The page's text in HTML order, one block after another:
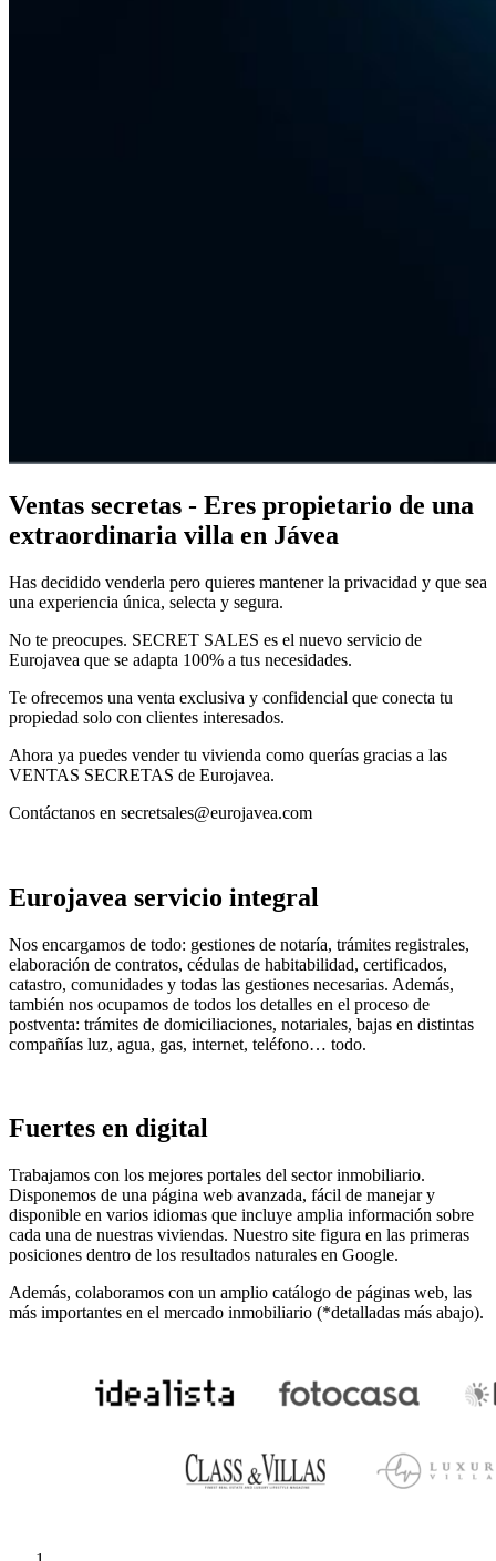
Ventas secretas - Eres propietario de una
extraordinaria villa en Jávea
Has decidido venderla pero quieres mantener la privacidad y que sea
una experiencia única, selecta y segura.
No te preocupes. SECRET SALES es el nuevo servicio de
Eurojavea que se adapta 100% a tus necesidades.
Te ofrecemos una venta exclusiva y confidencial que conecta tu
propiedad solo con clientes interesados.
Ahora ya puedes vender tu vivienda como querías gracias a las
VENTAS SECRETAS de Eurojavea.
Contáctanos en secretsales@eurojavea.com
Eurojavea servicio integral
Nos encargamos de todo: gestiones de notaría, trámites registrales,
elaboración de contratos, cédulas de habitabilidad, certificados,
catastro, comunidades y todas las gestiones necesarias. Además,
también nos ocupamos de todos los detalles en el proceso de
postventa: trámites de domiciliaciones, notariales, bajas en distintas
compañías luz, agua, gas, internet, teléfono… todo.
Fuertes en digital
Trabajamos con los mejores portales del sector inmobiliario.
Disponemos de una página web avanzada, fácil de manejar y
disponible en varios idiomas que incluye amplia información sobre
cada una de nuestras viviendas. Nuestro site figura en las primeras
posiciones dentro de los resultados naturales en Google.
Además, colaboramos con un amplio catálogo de páginas web, las
más importantes en el mercado inmobiliario (*detalladas más abajo).